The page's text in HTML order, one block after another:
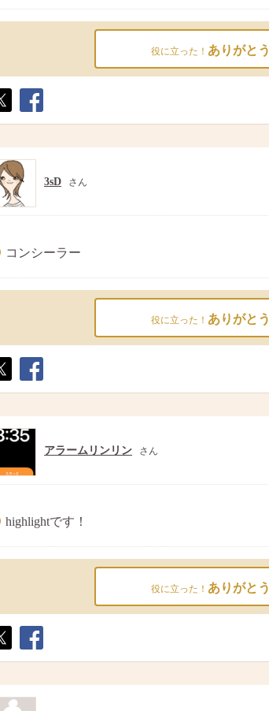
役に立った！ ありがとう
ア
3sD さん
コンシーラー
役に立った！ ありがとう
ア
アラームリンリン さん
highlightです！
役に立った！ ありがとう
ア